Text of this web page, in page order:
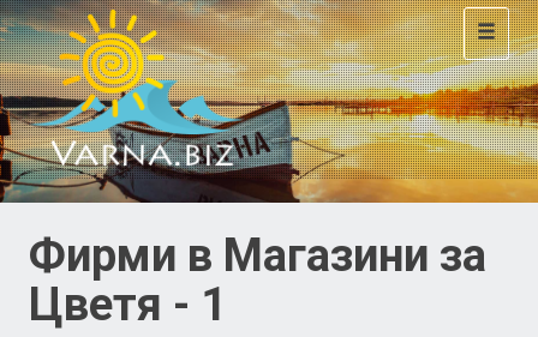
Toggle
Фирми в Магазини за
Цветя - 1